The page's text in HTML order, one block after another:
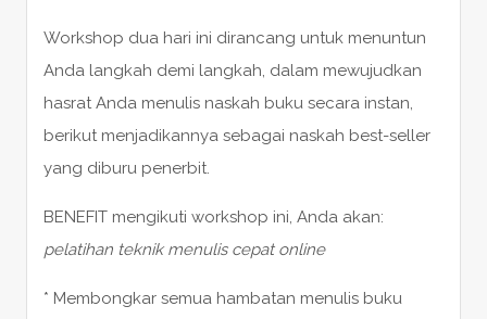
Workshop dua hari ini dirancang untuk menuntun
Anda langkah demi langkah, dalam mewujudkan
hasrat Anda menulis naskah buku secara instan,
berikut menjadikannya sebagai naskah best-seller
yang diburu penerbit.
BENEFIT mengikuti workshop ini, Anda akan:
pelatihan teknik menulis cepat online
* Membongkar semua hambatan menulis buku